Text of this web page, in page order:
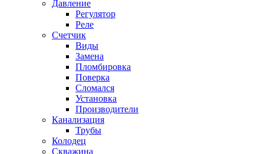
Давление
Регулятор
Реле
Счетчик
Виды
Замена
Пломбировка
Поверка
Сломался
Установка
Производители
Канализация
Трубы
Колодец
Скважина